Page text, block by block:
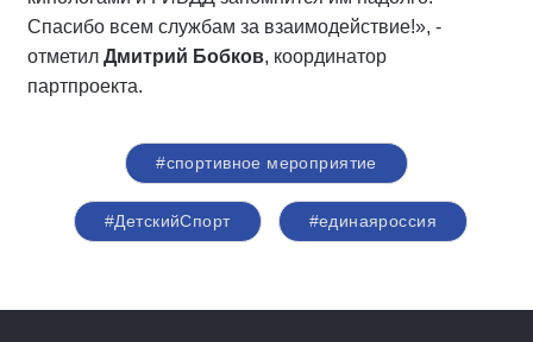
Спасибо всем службам за взаимодействие!», -
отметил Дмитрий Бобков, координатор
партпроекта.
#спортивное мероприятие
#ДетскийСпорт #единаяроссия